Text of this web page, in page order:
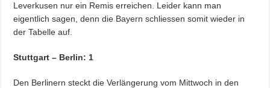
Leverkusen nur ein Remis erreichen. Leider kann man
eigentlich sagen, denn die Bayern schliessen somit wieder in
der Tabelle auf.
Stuttgart – Berlin: 1
Den Berlinern steckt die Verlängerung vom Mittwoch in den